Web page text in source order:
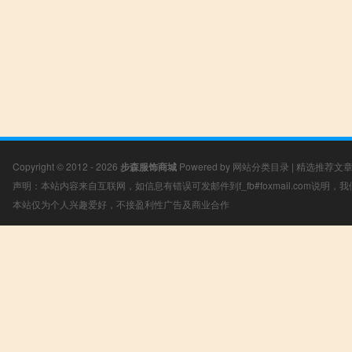
Copyright © 2012 - 2026 步森服饰商城 Powered by 网站分类目录 | 精选推荐文章
声明：本站内容来自互联网，如信息有错误可发邮件到f_fb#foxmail.com说明，
本站仅为个人兴趣爱好，不接盈利性广告及商业合作